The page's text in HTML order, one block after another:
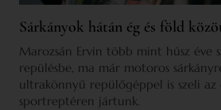
Sárkányok hátán ég és föld
Marozsán Ervin több mint húsz éve
repülésbe, ma már motoros
ultrakönnyű repülőgéppel is szeli
sportreptéren jártunk.